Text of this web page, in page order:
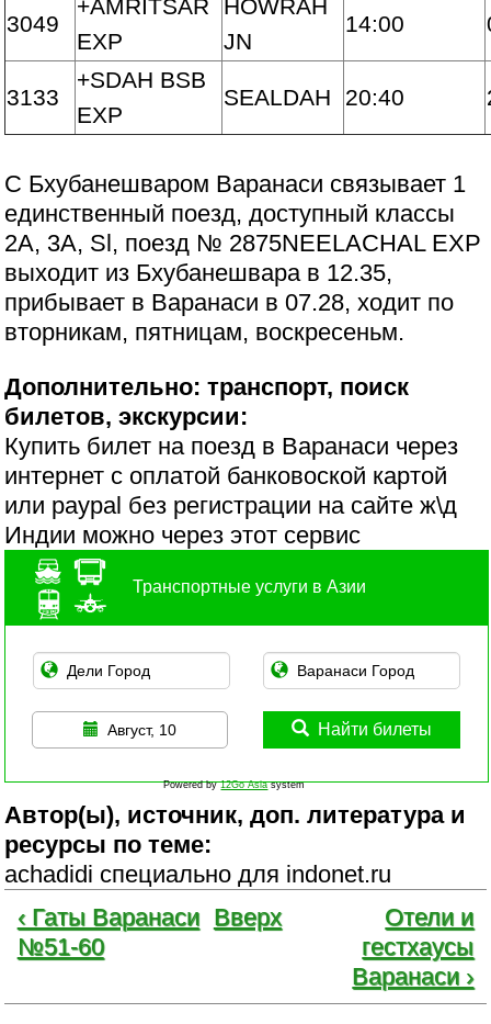
3049
+AMRITSAR
EXP
HOWRAH
JN
14:00
3133
+SDAH BSB
EXP
SEALDAH 20:40
С Бхубанешваром Варанаси связывает 1
единственный поезд, доступный классы
2А, 3А, Sl, поезд № 2875NEELACHAL EXP
выходит из Бхубанешвара в 12.35,
прибывает в Варанаси в 07.28, ходит по
вторникам, пятницам, воскресеньм.
Дополнительно: транспорт, поиск
билетов, экскурсии:
Купить билет на поезд в Варанаси через
интернет с оплатой банковоской картой
или paypal без регистрации на сайте ж\д
Индии можно через этот сервис
Транспортные услуги в Азии
Август, 10 Найти билеты
Powered by12Go Asiasystem
Автор(ы), источник, доп. литература и
ресурсы по теме:
achadidi специально для indonet.ru
‹ Гаты Варанаси
№51-60
Вверх
Отели и
гестхаусы
Варанаси ›